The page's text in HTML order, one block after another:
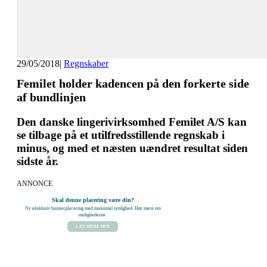
29/05/2018| Regnskaber
Femilet holder kadencen på den forkerte side
af bundlinjen
Den danske lingerivirksomhed Femilet A/S kan
se tilbage på et utilfredsstillende regnskab i
minus, og med et næsten uændret resultat siden
sidste år.
ANNONCE
Skal denne placering være din?
Ny eksklusiv bannerplacering med maksimal synlighed. Hør mere om
mulighederne.
LÆS MERE HER